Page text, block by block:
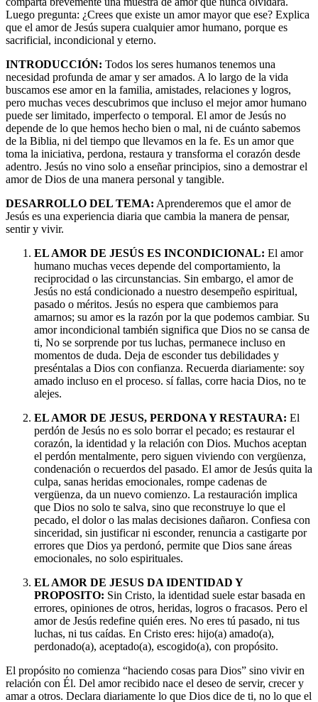
Luego pregunta: ¿Crees que existe un amor mayor que ese? Explica
que el amor de Jesús supera cualquier amor humano, porque es
sacrificial, incondicional y eterno.
INTRODUCCIÓN: Todos los seres humanos tenemos una
necesidad profunda de amar y ser amados. A lo largo de la vida
buscamos ese amor en la familia, amistades, relaciones y logros,
pero muchas veces descubrimos que incluso el mejor amor humano
puede ser limitado, imperfecto o temporal. El amor de Jesús no
depende de lo que hemos hecho bien o mal, ni de cuánto sabemos
de la Biblia, ni del tiempo que llevamos en la fe. Es un amor que
toma la iniciativa, perdona, restaura y transforma el corazón desde
adentro. Jesús no vino solo a enseñar principios, sino a demostrar el
amor de Dios de una manera personal y tangible.
DESARROLLO DEL TEMA: Aprenderemos que el amor de
Jesús es una experiencia diaria que cambia la manera de pensar,
sentir y vivir.
EL AMOR DE JESÚS ES INCONDICIONAL: El amor
humano muchas veces depende del comportamiento, la
reciprocidad o las circunstancias. Sin embargo, el amor de
Jesús no está condicionado a nuestro desempeño espiritual,
pasado o méritos. Jesús no espera que cambiemos para
amarnos; su amor es la razón por la que podemos cambiar. Su
amor incondicional también significa que Dios no se cansa de
ti, No se sorprende por tus luchas, permanece incluso en
momentos de duda. Deja de esconder tus debilidades y
preséntalas a Dios con confianza. Recuerda diariamente: soy
amado incluso en el proceso. sí fallas, corre hacia Dios, no te
alejes.
EL AMOR DE JESUS, PERDONA Y RESTAURA: El
perdón de Jesús no es solo borrar el pecado; es restaurar el
corazón, la identidad y la relación con Dios. Muchos aceptan
el perdón mentalmente, pero siguen viviendo con vergüenza,
condenación o recuerdos del pasado. El amor de Jesús quita la
culpa, sanas heridas emocionales, rompe cadenas de
vergüenza, da un nuevo comienzo. La restauración implica
que Dios no solo te salva, sino que reconstruye lo que el
pecado, el dolor o las malas decisiones dañaron. Confiesa con
sinceridad, sin justificar ni esconder, renuncia a castigarte por
errores que Dios ya perdonó, permite que Dios sane áreas
emocionales, no solo espirituales.
EL AMOR DE JESUS DA IDENTIDAD Y
PROPOSITO: Sin Cristo, la identidad suele estar basada en
errores, opiniones de otros, heridas, logros o fracasos. Pero el
amor de Jesús redefine quién eres. No eres tú pasado, ni tus
luchas, ni tus caídas. En Cristo eres: hijo(a) amado(a),
perdonado(a), aceptado(a), escogido(a), con propósito.
El propósito no comienza “haciendo cosas para Dios” sino vivir en
relación con Él. Del amor recibido nace el deseo de servir, crecer y
amar a otros. Declara diariamente lo que Dios dice de ti, no lo que el